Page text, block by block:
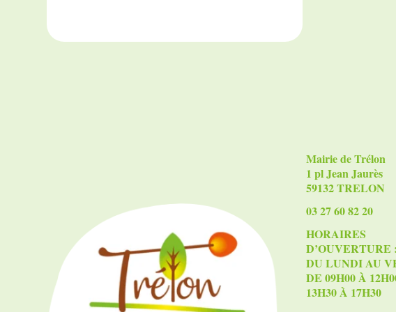
Mairie de Trélon
1 pl Jean Jaurès
59132 TRELON
03 27 60 82 20
HORAIRES
D’OUVERTURE :
DU LUNDI AU
DE 09H00 À
13H30 À 17H30